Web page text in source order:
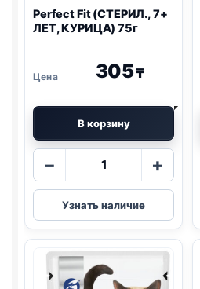
Perfect Fit (СТЕРИЛ., 7+
ЛЕТ, КУРИЦА) 75г
305₸
В корзину
−
Количество
Perfect
Fit
(СТЕРИЛ.,
ЛЕТ,
КУРИЦА)
+
Узнать наличие